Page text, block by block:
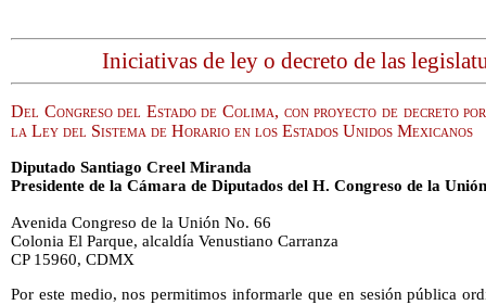
Iniciativas de ley o decreto de las
Del Congreso del Estado de Colima, con proyecto de decreto
la Ley del Sistema de Horario en los Estados Unidos Mexicanos
Diputado Santiago Creel Miranda
Presidente de la Cámara de Diputados del H. Congreso de la Unión
Avenida Congreso de la Unión No. 66
Colonia El Parque, alcaldía Venustiano Carranza
CP 15960, CDMX
Por este medio, nos permitimos informarle que en sesión pública